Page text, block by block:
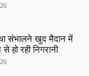
संभालने खुद मैदान में
हो रही निगरानी